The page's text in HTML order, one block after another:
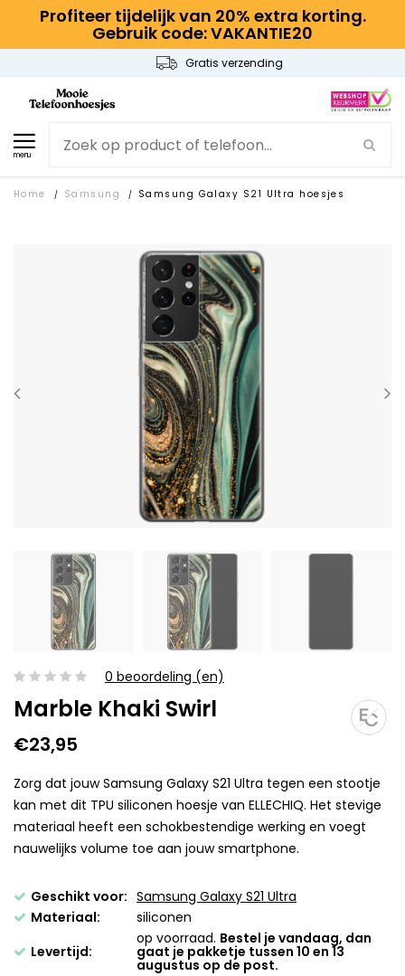
Profiteer tijdelijk van 20% extra korting.
Gebruik code: VAKANTIE20
Gratis verzending
menu
Home / Samsung / Samsung Galaxy S21 Ultra hoesjes
0 beoordeling (en)
Marble Khaki Swirl
€23,95
Zorg dat jouw Samsung Galaxy S21 Ultra tegen een stootje
kan met dit TPU siliconen hoesje van ELLECHIQ. Het stevige
materiaal heeft een schokbestendige werking en voegt
nauwelijks volume toe aan jouw smartphone.
Geschikt voor: Samsung Galaxy S21 Ultra
Materiaal:
siliconen
Levertijd:
op voorraad. Bestel je vandaag, dan
gaat je pakketje tussen 10 en 13
augustus op de post.